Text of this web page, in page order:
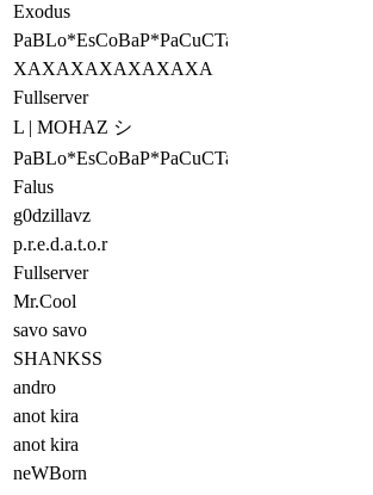
Exodus
PaBLo*EsCoBaP*PaCuCTa
XAXAXAXAXAXAXA
Fullserver
L | MOHAZ シ
PaBLo*EsCoBaP*PaCuCTa
Falus
g0dzillavz
p.r.e.d.a.t.o.r
Fullserver
Mr.Cool
savo savo
SHANKSS
andro
anot kira
anot kira
neWBorn